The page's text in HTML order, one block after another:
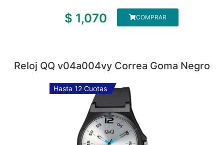
$ 1,070 COMPRAR
Reloj QQ v04a004vy Correa Goma Negro
Hasta 12 Cuotas